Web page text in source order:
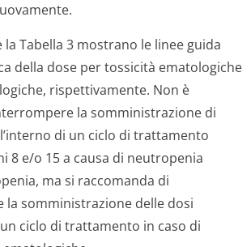
la Tabella 3 mostrano le linee guida
della dose per tossicità ematologiche
rispettivamente. Non è
la somministrazione di
di un ciclo di trattamento
8 e/o 15 a causa di neutropenia
ma si raccomanda di
la somministrazione delle dosi
ciclo di trattamento in caso di